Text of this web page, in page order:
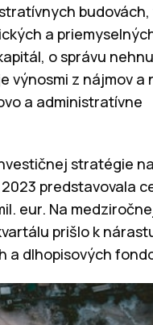
budovách,
a
o správu
výnosmi z nájmov a
a administratívne
stratégie na
predstavovala
eur. Na
prišlo k
a dlhopisových